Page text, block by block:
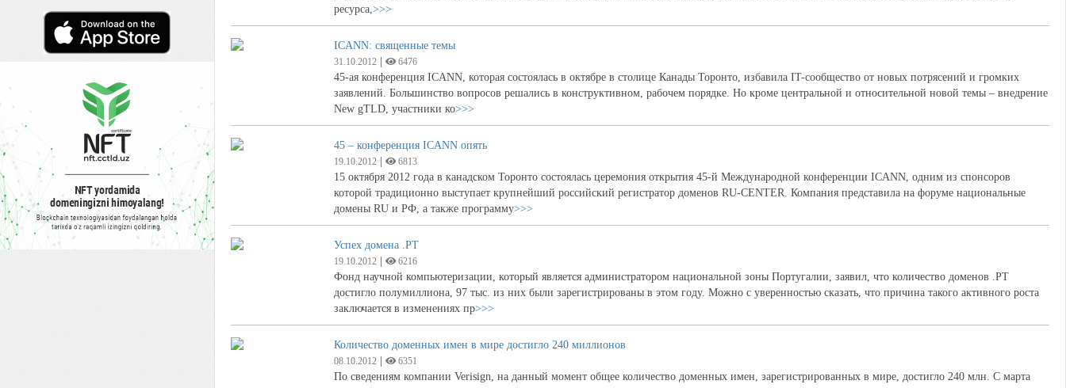
ресурса,>>>
ICANN: священные темы
31.10.2012 6476
45-ая конференция ICANN, которая состоялась в октябре в столице Канады Торонто, избавила IT-сообщество от новых потрясений и громких
заявлений. Большинство вопросов решались в конструктивном, рабочем порядке. Но кроме центральной и относительной новой темы – внедрение
New gTLD, участники ко>>>
45 – конференция ICANN опять
19.10.2012 6813
15 октября 2012 года в канадском Торонто состоялась церемония открытия 45-й Международной конференции ICANN, одним из спонсоров
которой традиционно выступает крупнейший российский регистратор доменов RU-CENTER. Компания представила на форуме национальные
домены RU и РФ, а также программу>>>
Успех домена .PT
19.10.2012 6216
Фонд научной компьютеризации, который является администратором национальной зоны Португалии, заявил, что количество доменов .PT
достигло полумиллиона, 97 тыс. из них были зарегистрированы в этом году. Можно с уверенностью сказать, что причина такого активного роста
заключается в изменениях пр>>>
Количество доменных имен в мире достигло 240 миллионов
08.10.2012 6351
По сведениям компании Verisign, на данный момент общее количество доменных имен, зарегистрированных в мире, достигло 240 млн. С марта